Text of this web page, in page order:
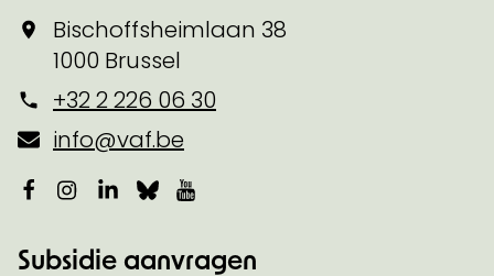
Bischoffsheimlaan 38
1000 Brussel
+32 2 226 06 30
info@vaf.be
Facebook
Instagram
LinkedIn
Bluesky
Subsidie aanvragen